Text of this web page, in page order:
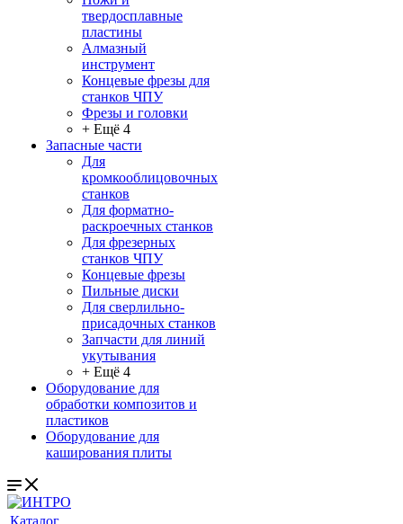
твердосплавные
пластины
Алмазный
инструмент
Концевые фрезы для
станков ЧПУ
Фрезы и головки
+ Ещё 4
Запасные части
Для
кромкооблицовочных
станков
Для форматно-
раскроечных станков
Для фрезерных
станков ЧПУ
Концевые фрезы
Пильные диски
Для сверлильно-
присадочных станков
Запчасти для линий
укутывания
+ Ещё 4
Оборудование для
обработки композитов и
пластиков
Оборудование для
каширования плиты
Каталог